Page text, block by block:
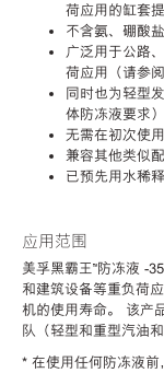
荷应用的缸套
不含氨、硼酸
广泛用于公路
荷应用（请参
同时也为轻型
体防冻液要求）
无需在初次使
兼容其他类似
已预先用水稀
应用范围
美孚黑霸王™防冻液 -
和建筑设备等重负荷
机的使用寿命。 该产
队（轻型和重型汽油
* 在使用任何防冻液